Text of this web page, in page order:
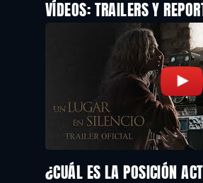
VÍDEOS: TRAILERS Y
¿CUÁL ES LA POSICIÓN